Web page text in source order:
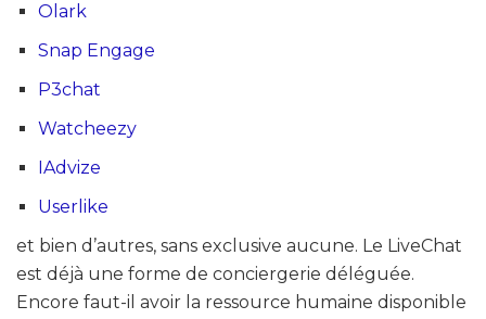
Olark
Snap Engage
P3chat
Watcheezy
IAdvize
Userlike
et bien d’autres, sans exclusive aucune. Le LiveChat
est déjà une forme de conciergerie déléguée.
Encore faut-il avoir la ressource humaine disponible